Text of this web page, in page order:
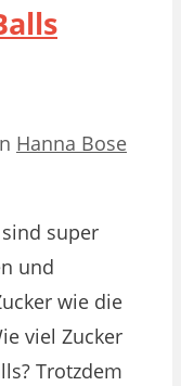
Hanna Bose
super
und
wie die
viel Zucker
Trotzdem